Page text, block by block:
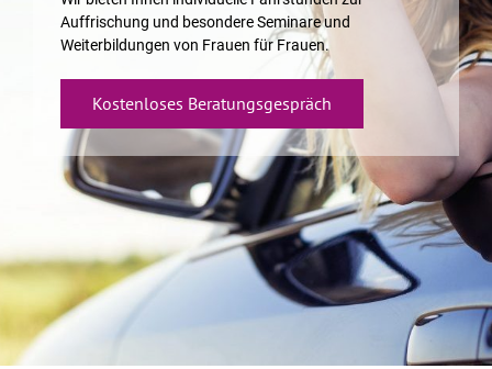
Auffrischung und besondere Seminare und
Weiterbildungen von Frauen für Frauen.
Kostenloses Beratungsgespräch